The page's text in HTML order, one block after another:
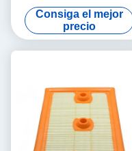
código 95861-64J01 del
escudo OE
Consiga el mejor
precio